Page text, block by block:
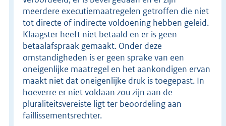
meerdere executiemaatregelen getroffen die niet
tot directe of indirecte voldoening hebben geleid.
Klaagster heeft niet betaald en er is geen
betaalafspraak gemaakt. Onder deze
omstandigheden is er geen sprake van een
oneigenlijke maatregel en het aankondigen ervan
maakt niet dat oneigenlijke druk is toegepast. In
hoeverre er niet voldaan zou zijn aan de
pluraliteitsvereiste ligt ter beoordeling aan
faillissementsrechter.